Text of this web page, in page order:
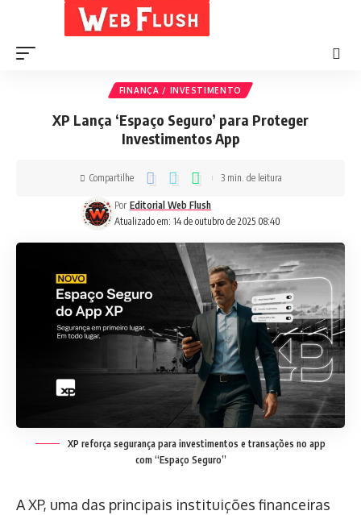
FINANÇA / INVESTIMENTO
XP Lança ‘Espaço Seguro’ para Proteger
Investimentos App
Atualizado em: 14 de outubro de 2025 08:40
Por Editorial Web Flush
Compartilhe 3 min. de leitura
XP reforça segurança para investimentos e transações no app
com “Espaço Seguro”
A XP, uma das principais instituições financeiras